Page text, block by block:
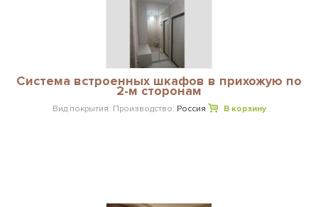
Система встроенных шкафов в прихожую по
2-м сторонам
Вид покрытия: Производство: Россия В корзину